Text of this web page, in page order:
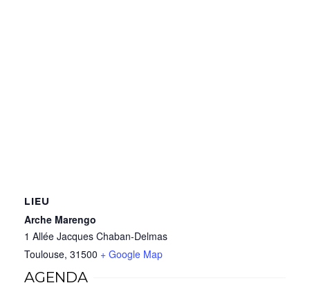
LIEU
Arche Marengo
1 Allée Jacques Chaban-Delmas
Toulouse, 31500 + Google Map
AGENDA